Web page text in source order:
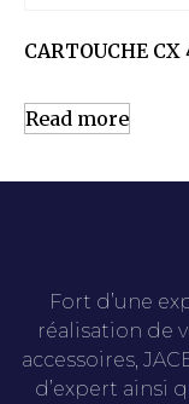
CARTOUCHE CX
Read more
Fort d’une
réalisation de
accessoires,
d’expert ainsi